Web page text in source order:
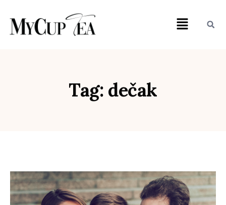
Tag: dečak